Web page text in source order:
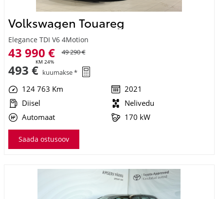
Volkswagen Touareg
Elegance TDI V6 4Motion
43 990 €
KM 24%
49 290 €
493 € kuumakse *
Diisel
Nelivedu
Automaat
170 kW
Saada ostusoov